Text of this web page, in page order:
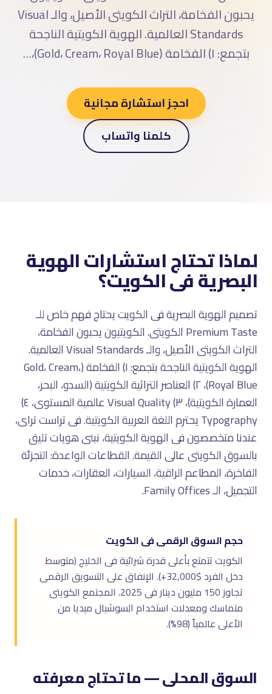
يحبون الفخامة، التراث الكويتى الأصيل، والـ Visual
Standards العالمية. الهوية الكويتية الناجحة
بتجمع: ١) الفخامة (Gold، Cream، Royal Blue)،…
احجز استشارة مجانية
كلمنا واتساب
لماذا تحتاج استشارات الهوية
البصرية فى الكويت؟
تصميم الهوية البصرية فى الكويت يحتاج فهم خاص للـ
Premium Taste الكويتى. الكويتيون يحبون الفخامة،
التراث الكويتى الأصيل، والـ Visual Standards العالمية.
الهوية الكويتية الناجحة بتجمع: ١) الفخامة (Gold، Cream،
Royal Blue)، ٢) العناصر التراثية الكويتية (السدو، البحر،
العمارة الكويتية)، ٣) Visual Quality عالمية المستوى، ٤)
Typography يحترم اللغة العربية الكويتية. فى تراست تراى،
عندنا متخصصون فى الهوية الكويتية، نبنى هويات تليق
بالسوق الكويتى عالى القيمة. القطاعات الواعدة: التجزئة
الفاخرة، المطاعم الراقية، السيارات، العقارات، خدمات
التجميل، الـ Family Offices.
حجم السوق الرقمى فى الكويت
الكويت تتمتع بأعلى قدرة شرائية فى الخليج (متوسط
دخل الفرد $32,000+). الإنفاق على التسويق الرقمى
تجاوز 150 مليون دينار فى 2025. المجتمع الكويتى
متماسك ومعدلات استخدام السوشيال ميديا من
الأعلى عالمياً (98%).
السوق المحلى — ما تحتاج معرفته